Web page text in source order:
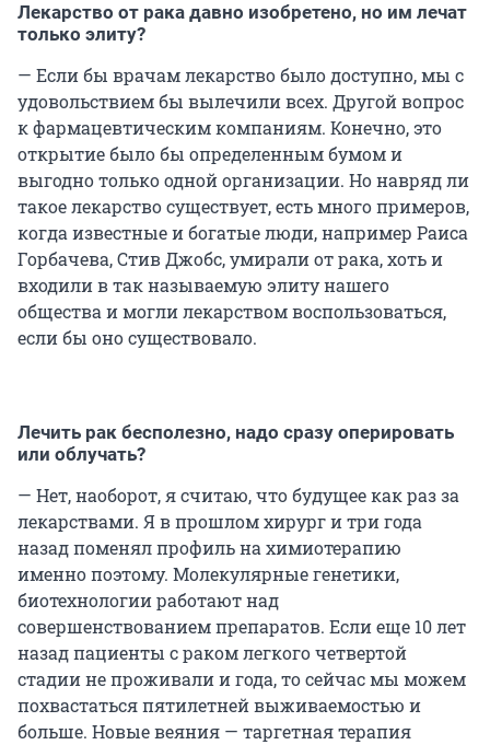
Лекарство от рака давно изобретено, но им лечат
только элиту?
— Если бы врачам лекарство было доступно, мы с
удовольствием бы вылечили всех. Другой вопрос
к фармацевтическим компаниям. Конечно, это
открытие было бы определенным бумом и
выгодно только одной организации. Но навряд ли
такое лекарство существует, есть много примеров,
когда известные и богатые люди, например Раиса
Горбачева, Стив Джобс, умирали от рака, хоть и
входили в так называемую элиту нашего
общества и могли лекарством воспользоваться,
если бы оно существовало.
Лечить рак бесполезно, надо сразу оперировать
или облучать?
— Нет, наоборот, я считаю, что будущее как раз за
лекарствами. Я в прошлом хирург и три года
назад поменял профиль на химиотерапию
именно поэтому. Молекулярные генетики,
биотехнологии работают над
совершенствованием препаратов. Если еще 10 лет
назад пациенты с раком легкого четвертой
стадии не проживали и года, то сейчас мы можем
похвастаться пятилетней выживаемостью и
больше. Новые веяния — таргетная терапия